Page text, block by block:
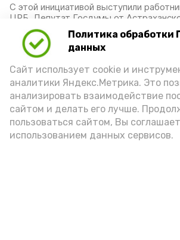
Политика обработки
данных
Сайт использует cookie и
аналитики Яндекс.Метрика. Это
анализировать взаимодействие
сайтом и делать его лучше.
пользоваться сайтом, Вы
использованием данных сервисов.
С этой инициативой выступили
ЦРБ. Депутат Госдумы от
Леонид Огуль поддержал их
12 мая 2022, 17:44
Икрянинский музей ко Дню
Победы оцифровал
грампластинки
В частности, в Сети доступна песня